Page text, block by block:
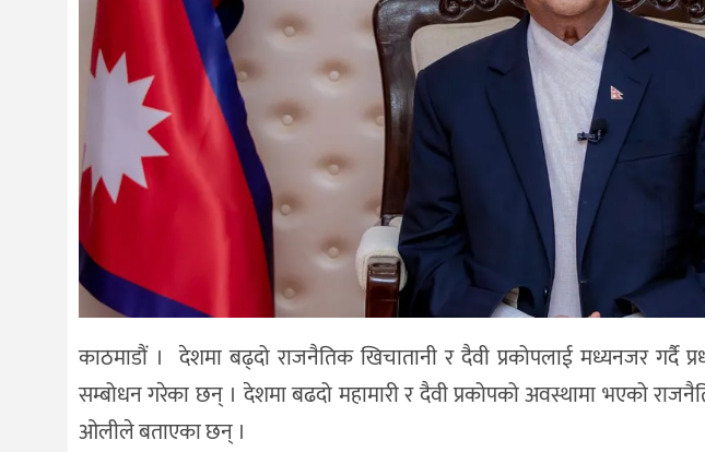
काठमाडौं । देशमा बढ्दो राजनैतिक खिचातानी र दैवी प्रकोपलाई मध्यनजर गर्दै
सम्बोधन गरेका छन् । देशमा बढदो महामारी र दैवी प्रकोपको अवस्थामा भएको
ओलीले बताएका छन् ।